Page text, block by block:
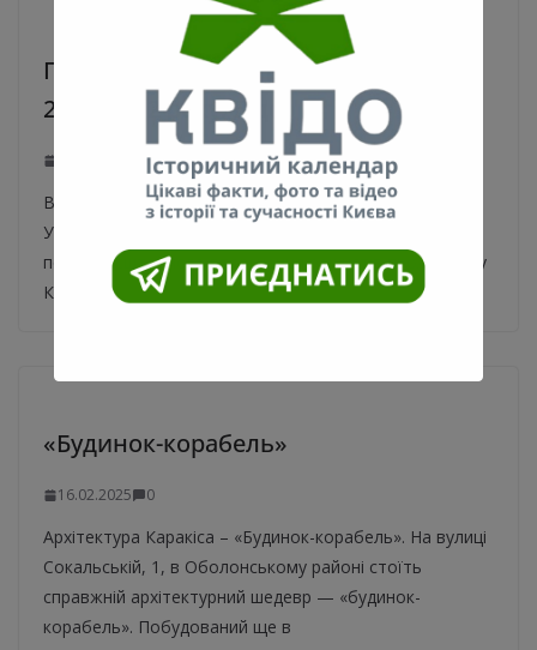
Перша повітряна тривога у Києві
24.02.2022 року. Відео
0
Відео та час перших сигналів тривоги у столиці
України. Перша повітряна тривога після початку
повномасштабного вторгнення рашистів пролунала у
Києві
«Будинок-корабель»
16.02.2025 0
Архітектура Каракіса – «Будинок-корабель». На вулиці
Сокальській, 1, в Оболонському районі стоїть
справжній архітектурний шедевр — «будинок-
корабель». Побудований ще в